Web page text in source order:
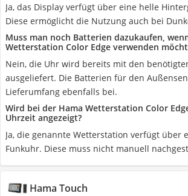
Ja, das Display verfügt über eine helle
Diese ermöglicht die Nutzung auch bei
Muss man noch Batterien dazukaufen,
Wetterstation Color Edge verwenden
Nein, die Uhr wird bereits mit den
ausgeliefert. Die Batterien für den
Lieferumfang ebenfalls bei.
Wird bei der Hama Wetterstation Color
Uhrzeit angezeigt?
Ja, die genannte Wetterstation verfügt über
Funkuhr. Diese muss nicht manuell
Hama Touch